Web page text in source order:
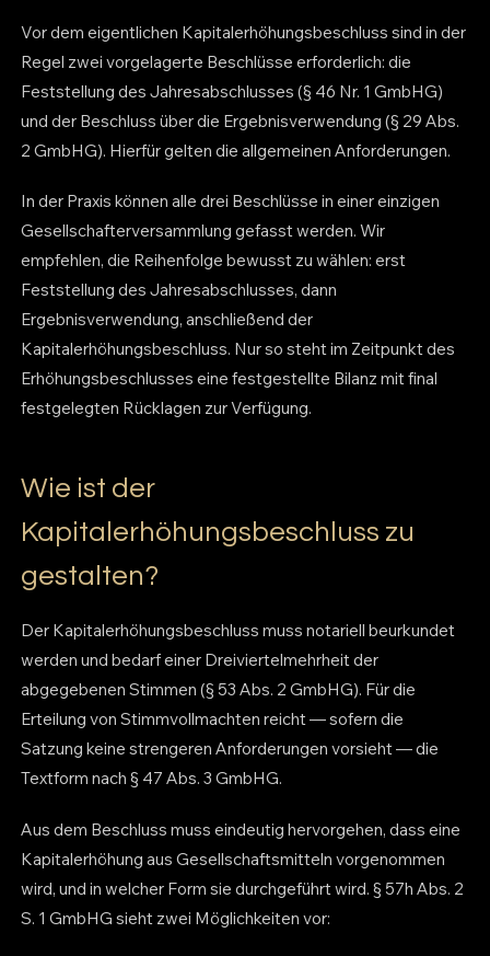
Vor dem eigentlichen Kapitalerhöhungsbeschluss sind in der
Regel zwei vorgelagerte Beschlüsse erforderlich: die
Feststellung des Jahresabschlusses (§ 46 Nr. 1 GmbHG)
und der Beschluss über die Ergebnisverwendung (§ 29 Abs.
2 GmbHG). Hierfür gelten die allgemeinen Anforderungen.
In der Praxis können alle drei Beschlüsse in einer einzigen
Gesellschafterversammlung gefasst werden. Wir
empfehlen, die Reihenfolge bewusst zu wählen: erst
Feststellung des Jahresabschlusses, dann
Ergebnisverwendung, anschließend der
Kapitalerhöhungsbeschluss. Nur so steht im Zeitpunkt des
Erhöhungsbeschlusses eine festgestellte Bilanz mit final
festgelegten Rücklagen zur Verfügung.
Wie ist der
Kapitalerhöhungsbeschluss zu
gestalten?
Der Kapitalerhöhungsbeschluss muss notariell beurkundet
werden und bedarf einer Dreiviertelmehrheit der
abgegebenen Stimmen (§ 53 Abs. 2 GmbHG). Für die
Erteilung von Stimmvollmachten reicht — sofern die
Satzung keine strengeren Anforderungen vorsieht — die
Textform nach § 47 Abs. 3 GmbHG.
Aus dem Beschluss muss eindeutig hervorgehen, dass eine
Kapitalerhöhung aus Gesellschaftsmitteln vorgenommen
wird, und in welcher Form sie durchgeführt wird. § 57h Abs. 2
S. 1 GmbHG sieht zwei Möglichkeiten vor: